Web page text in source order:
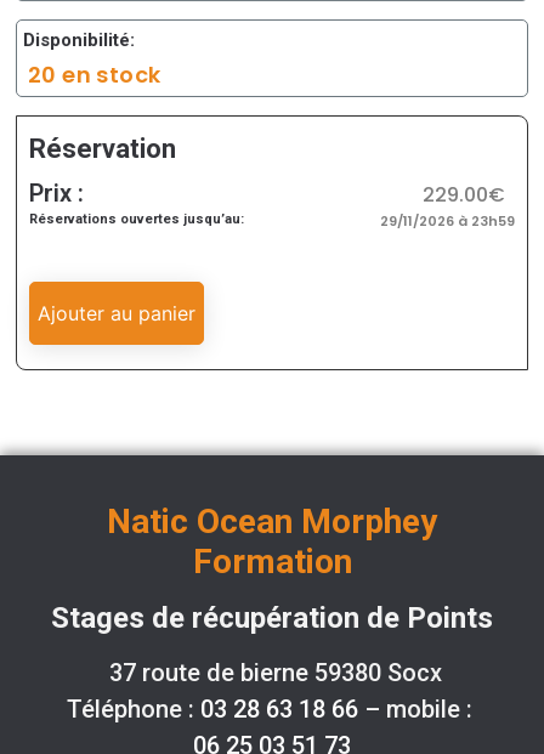
Disponibilité:
20 en stock
Réservation
Prix : 229.00€
Réservations ouvertes jusqu’au: 29/11/2026 à 23h59
Ajouter au panier
Natic Ocean Morphey
Formation
Stages de récupération de Points
37 route de bierne 59380 Socx
Téléphone : 03 28 63 18 66– mobile :
06 25 03 51 73